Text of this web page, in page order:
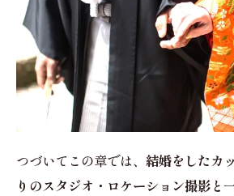
つづいてこの章では、 結婚をしたカ
りのスタジオ・ロケーション撮影と